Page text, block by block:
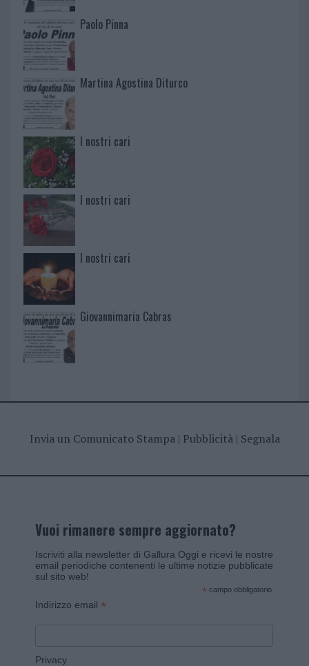
Paolo Pinna
Martina Agostina Diturco
I nostri cari
I nostri cari
I nostri cari
Giovannimaria Cabras
Invia un Comunicato Stampa| Pubblicità| Segnala
Vuoi rimanere sempre aggiornato?
Iscriviti alla newsletter di Gallura Oggi e ricevi le nostre
email periodiche contenenti le ultime notizie pubblicate
sul sito web!
* campo obbligatorio
Indirizzo email *
Privacy